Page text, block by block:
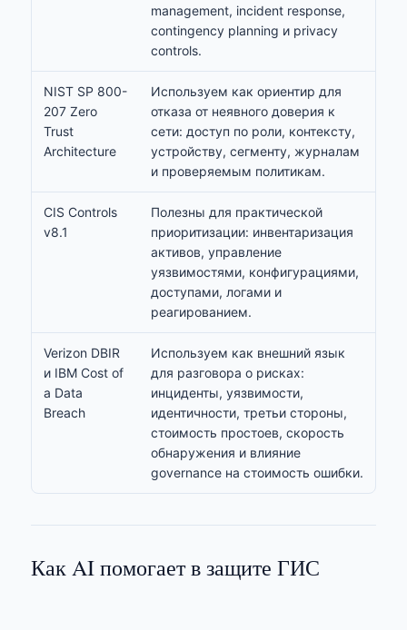
management, incident response,
contingency planning и privacy
controls.
NIST SP 800-
207 Zero
Trust
Architecture
Используем как ориентир для
отказа от неявного доверия к
сети: доступ по роли, контексту,
устройству, сегменту, журналам
и проверяемым политикам.
CIS Controls
v8.1
Полезны для практической
приоритизации: инвентаризация
активов, управление
уязвимостями, конфигурациями,
доступами, логами и
реагированием.
Verizon DBIR
и IBM Cost of
a Data
Breach
Используем как внешний язык
для разговора о рисках:
инциденты, уязвимости,
идентичности, третьи стороны,
стоимость простоев, скорость
обнаружения и влияние
governance на стоимость ошибки.
Как AI помогает в защите ГИС